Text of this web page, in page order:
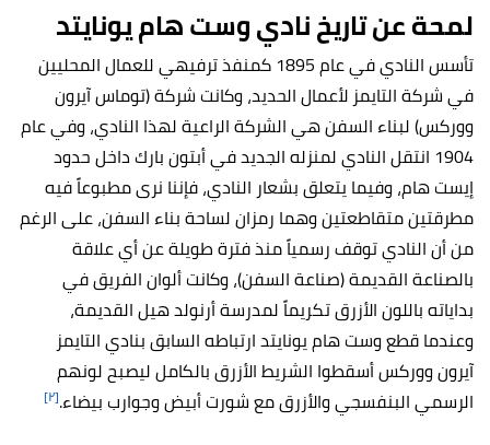
لمحة عن تاريخ ناديوست هام يونايتد
تأسس النادي في عام 1895 كمنفذ ترفيهي للعمال المحليين
في شركة التايمز لأعمال الحديد، وكانت شركة (توماس آيرون
ووركس) لبناء السفن هي الشركة الراعية لهذا النادي، وفي عام
1904 انتقل النادي لمنزله الجديد في أبتون بارك داخل حدود
إيست هام، وفيما يتعلق بشعار النادي، فإننا نرى مطبوعاً فيه
مطرقتين متقاطعتين وهما رمزان لساحة بناء السفن، على الرغم
من أن النادي توقف رسمياً منذ فترة طويلة عن أي علاقة
بالصناعة القديمة (صناعة السفن)، وكانت ألوان الفريق في
بداياته باللون الأزرق تكريماً لمدرسة أرنولد هيل القديمة،
وعندما قطع وست هام يونايتد ارتباطه السابق بنادي التايمز
آيرون ووركس أسقطوا الشريط الأزرق بالكامل ليصبح لونهم
الرسمي البنفسجي والأزرق مع شورت أبيض وجوارب بيضاء.[٢]